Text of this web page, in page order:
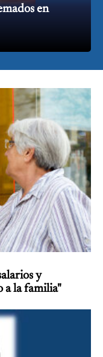
en
y
a la familia"